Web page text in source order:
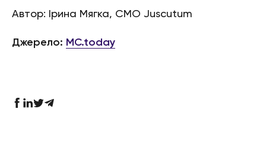
Автор: Ірина Мягка, СМО Juscutum
Джерело: MC.today